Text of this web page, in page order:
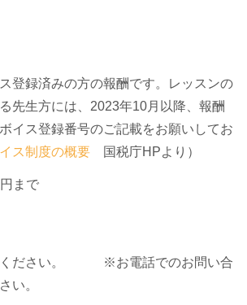
登録済みの方の報酬です。レッスンの
先生方には、 2023年10月以降、報酬
イス登録番号のご記載をお願いしてお
ス制度の概要 国税庁HPより）
まで
ください。
※お電話でのお問い合
い。